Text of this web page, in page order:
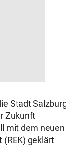
Stadt Salzburg
Zukunft
mit dem neuen
(REK) geklärt